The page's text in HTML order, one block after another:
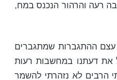
רעה והרהור הנכנס במח,
ההתגברות שמתגברים
את דעתנו במחשבות רעות
הרבים לא נזהרתי להשמר